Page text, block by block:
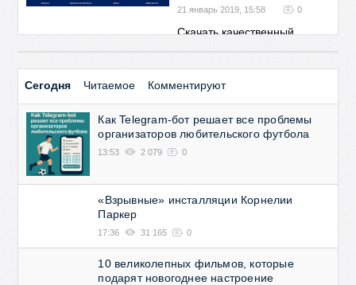
21 январь 2019, 15:58 0
Скачать качественный
Сегодня
Читаемое Комментируют
Как Telegram-бот решает все проблемы
организаторов любительского футбола
13:53 2 079 0
«Взрывные» инсталляции Корнелии
Паркер
17:36 31 165 0
10 великолепных фильмов, которые
подарят новогоднее настроение